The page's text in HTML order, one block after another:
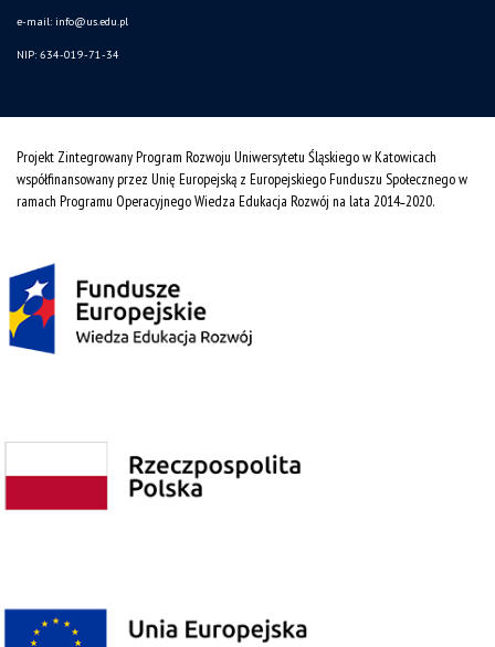
e-mail: info@us.edu.pl
NIP: 634-019-71-34
Projekt Zintegrowany Program Rozwoju Uniwersytetu Śląskiego w Katowicach
współfinansowany przez Unię Europejską z Europejskiego Funduszu Społecznego w
ramach Programu Operacyjnego Wiedza Edukacja Rozwój na lata 2014˗2020.